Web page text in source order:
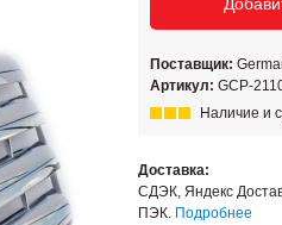
Поставщик:
Артикул: GCP-
Наличие и
Доставка:
СДЭК, Яндекс
ПЭК. Подробнее